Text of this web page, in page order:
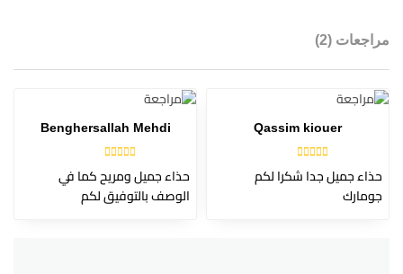
مراجعات (2)
Qassim kiouer
تم التقييم
من 5
حذاء جميل جدا شكرا لكم
جومارك
Benghersallah Mehdi
تم التقييم
من 5
حذاء جميل ومريح كما في
الوصف بالتوفيق لكم